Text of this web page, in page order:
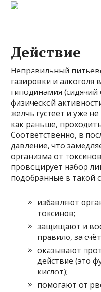
Действие
Неправильный
газировки и алкоголя
гиподинамия (сидячий
физической
желчь густеет и уже
как раньше,
Соответственно, в
давление, что
организма от
провоцирует набор
подобранные в такой
избавляют
токсинов;
защищают и
правило, за
оказывают
действие (это
кислот);
помогают от